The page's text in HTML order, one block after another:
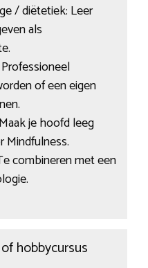
/ diëtetiek: Leer
als
of een eigen
je hoofd leeg
Mindfulness.
combineren met een
hobbycursus